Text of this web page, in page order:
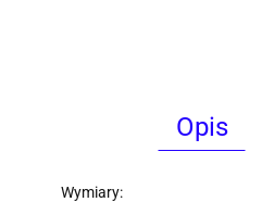
Opis
Wymiary: